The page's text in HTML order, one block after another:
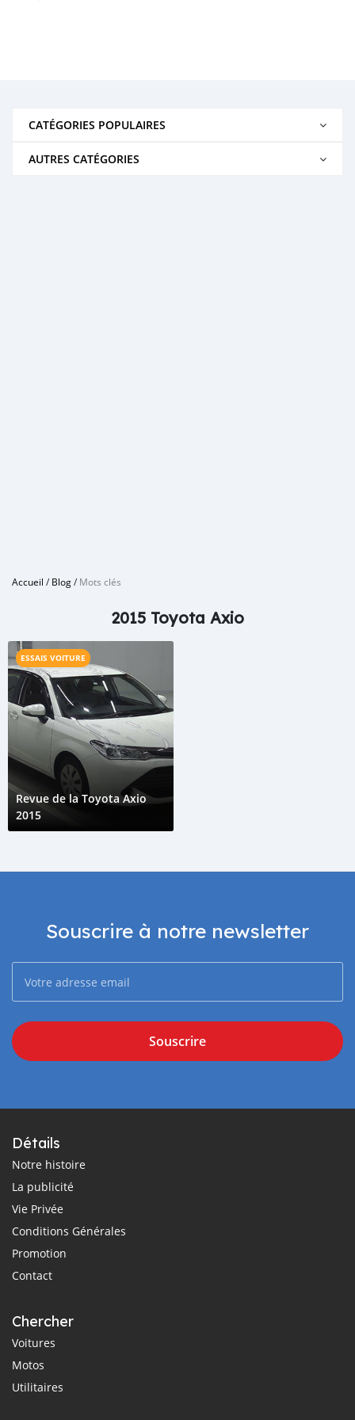
CATÉGORIES POPULAIRES
AUTRES CATÉGORIES
Accueil /Blog/Mots clés
2015 Toyota Axio
ESSAIS VOITURE
Revue de la Toyota Axio
2015
Souscrire à notre newsletter
Souscrire
Détails
Notre histoire
La publicité
Vie Privée
Conditions Générales
Promotion
Contact
Chercher
Voitures
Motos
Utilitaires